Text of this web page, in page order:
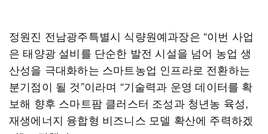
정원진 전남광주특별시 식량원예과장은 “이번 사업
은 태양광 설비를 단순한 발전 시설을 넘어 농업 생
산성을 극대화하는 스마트농업 인프라로 전환하는
분기점이 될 것”이라며 “기술력과 운영 데이터를 확
보해 향후 스마트팜 클러스터 조성과 청년농 육성,
재생에너지 융합형 비즈니스 모델 확산에 주력하겠